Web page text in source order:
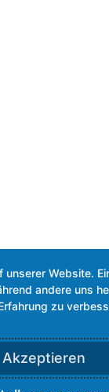
Akzeptieren